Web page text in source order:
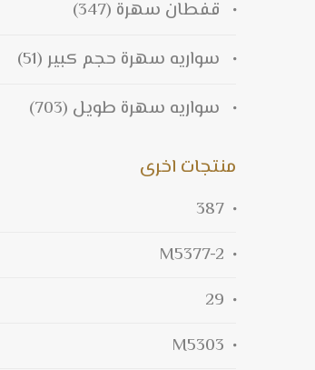
قفطان سهرة (347)
سواريه سهرة حجم كبير (51)
سواريه سهرة طويل (703)
منتجات اخرى
387
M5377-2
29
M5303